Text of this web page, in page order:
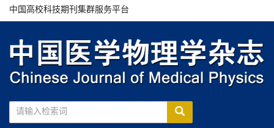
中国高校科技期刊集群服务平台